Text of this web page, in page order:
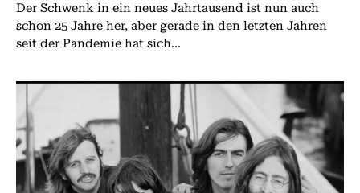
Der Schwenk in ein neues Jahrtausend ist nun auch
schon 25 Jahre her, aber gerade in den letzten Jahren
seit der Pandemie hat sich...